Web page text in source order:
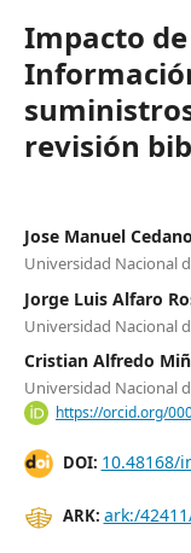
Impacto
revisión
Jose Manuel Cedano
Universidad Nacional
Jorge Luis Alfaro
Universidad Nacional
Cristian Alfredo
Universidad Nacional
https://orcid.org/
DOI: 10.48168/
ARK: ark:/